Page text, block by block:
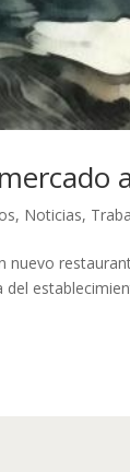
, Noticias,
nuevo